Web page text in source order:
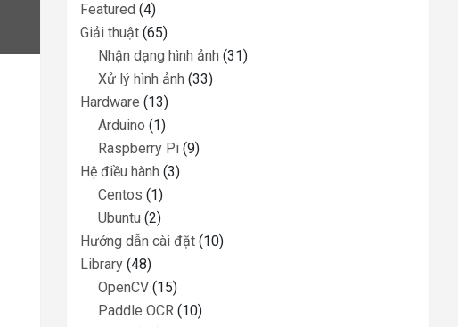
Featured (4)
Giải thuật (65)
Nhận dạng hình ảnh (31)
Xử lý hình ảnh (33)
Hardware (13)
Arduino (1)
Raspberry Pi (9)
Hệ điều hành (3)
Centos (1)
Ubuntu (2)
Hướng dẫn cài đặt (10)
Library (48)
OpenCV (15)
Paddle OCR (10)